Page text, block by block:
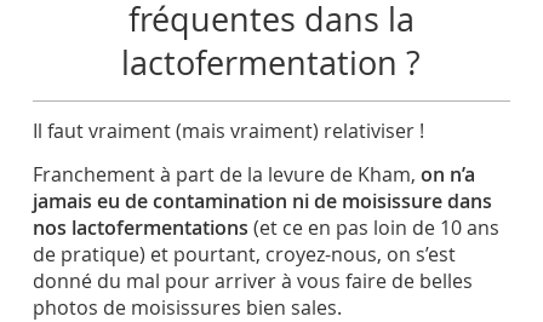
fréquentes dans la
lactofermentation ?
Il faut vraiment (mais vraiment) relativiser !
Franchement à part de la levure de Kham, on n’a
jamais eu de contamination ni de moisissure dans
nos lactofermentations (et ce en pas loin de 10 ans
de pratique) et pourtant, croyez-nous, on s’est
donné du mal pour arriver à vous faire de belles
photos de moisissures bien sales.